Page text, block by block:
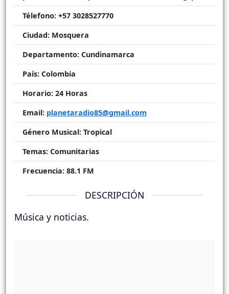
Télefono: +57 3028527770
Ciudad: Mosquera
Departamento: Cundinamarca
País: Colombia
Horario: 24 Horas
Email: planetaradio85@gmail.com
Género Musical: Tropical
Temas: Comunitarias
Frecuencia: 88.1 FM
DESCRIPCIÓN
Música y noticias.